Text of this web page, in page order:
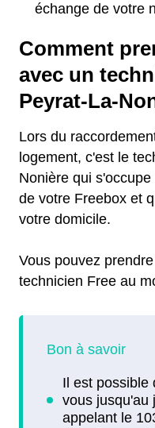
échange de votre
Comment
avec un
Peyrat-La-
Lors du
logement, c'est le
Nonière qui
de votre Freebox et
votre domicile.
Vous pouvez
technicien Free au